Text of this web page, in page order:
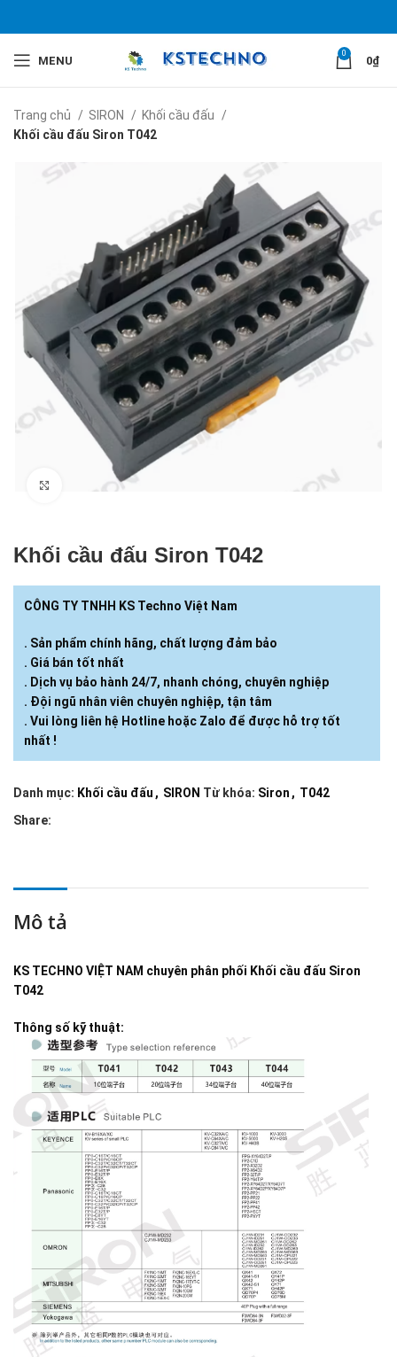
MENU
0
0₫
Trang chủ SIRON
Khối cầu đấu
Khối cầu đấu Siron T042
Click to enlarge
Khối cầu đấu Siron T042
CÔNG TY TNHH KS Techno Việt Nam
. Sản phẩm chính hãng, chất lượng đảm bảo
. Giá bán tốt nhất
. Dịch vụ bảo hành 24/7, nhanh chóng, chuyên nghiệp
. Đội ngũ nhân viên chuyên nghiệp, tận tâm
. Vui lòng liên hệ Hotline hoặc Zalo để được hỗ trợ tốt
nhất !
Danh mục: Khối cầu đấu , SIRON Từ khóa: Siron , T042
Share:
Mô tả
KS TECHNO VIỆT NAM chuyên phân phối Khối cầu đấu Siron
T042
Thông số kỹ thuật: